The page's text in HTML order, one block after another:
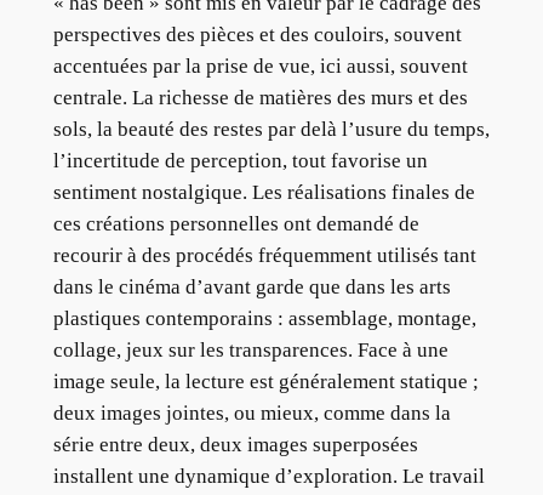
perspectives des pièces et des couloirs, souvent
accentuées par la prise de vue, ici aussi, souvent
centrale. La richesse de matières des murs et des
sols, la beauté des restes par delà l’usure du temps,
l’incertitude de perception, tout favorise un
sentiment nostalgique. Les réalisations finales de
ces créations personnelles ont demandé de
recourir à des procédés fréquemment utilisés tant
dans le cinéma d’avant garde que dans les arts
plastiques contemporains : assemblage, montage,
collage, jeux sur les transparences. Face à une
image seule, la lecture est généralement statique ;
deux images jointes, ou mieux, comme dans la
série entre deux, deux images superposées
installent une dynamique d’exploration. Le travail